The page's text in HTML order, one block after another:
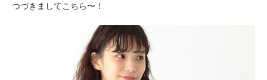
つづきましてこちら〜！